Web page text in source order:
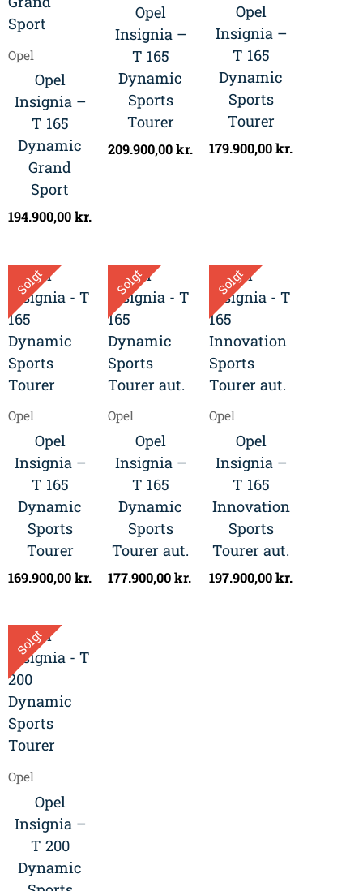
Opel
Opel
Insignia –
T 165
Dynamic
Grand
Sport
194.900,00kr.
Opel
Insignia –
T 165
Dynamic
Sports
Tourer
209.900,00kr.
Opel
Insignia –
T 165
Dynamic
Sports
Tourer
179.900,00kr.
Solgt
Opel
Opel
Insignia –
T 165
Dynamic
Sports
Tourer
169.900,00kr.
Solgt
Opel
Opel
Insignia –
T 165
Dynamic
Sports
Tourer aut.
177.900,00kr.
Solgt
Opel
Opel
Insignia –
T 165
Innovation
Sports
Tourer aut.
197.900,00kr.
Solgt
Opel
Opel
Insignia –
T 200
Dynamic